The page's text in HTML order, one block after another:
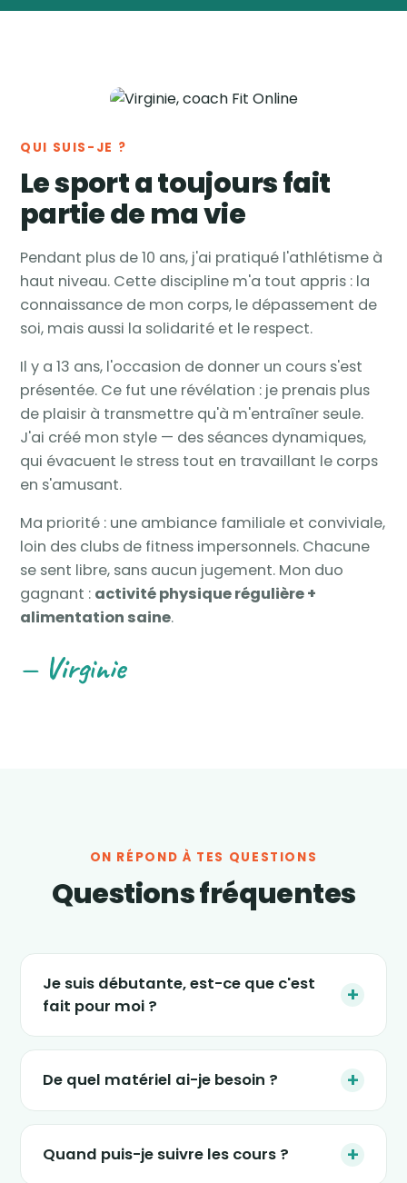
QUI SUIS-JE ?
Le sport a toujours fait
partie de ma vie
Pendant plus de 10 ans, j'ai pratiqué l'athlétisme à
haut niveau. Cette discipline m'a tout appris : la
connaissance de mon corps, le dépassement de
soi, mais aussi la solidarité et le respect.
Il y a 13 ans, l'occasion de donner un cours s'est
présentée. Ce fut une révélation : je prenais plus
de plaisir à transmettre qu'à m'entraîner seule.
J'ai créé mon style — des séances dynamiques,
qui évacuent le stress tout en travaillant le corps
en s'amusant.
Ma priorité : une ambiance familiale et conviviale,
loin des clubs de fitness impersonnels. Chacune
se sent libre, sans aucun jugement. Mon duo
gagnant : activité physique régulière +
alimentation saine.
— Virginie
ON RÉPOND À TES QUESTIONS
Questions fréquentes
Je suis débutante, est-ce que c'est
fait pour moi ?
+
Absolument. Les séances s'adaptent à tous
semaines » est justement conçu pour
(re)démarrer en douceur, sans impact et sans
De quel matériel ai-je besoin ? +
Le strict minimum : une tablette, un ordinateur
ou un smartphone, un petit espace dans ton
salon et une tenue confortable. Certaines
Quand puis-je suivre les cours ? +